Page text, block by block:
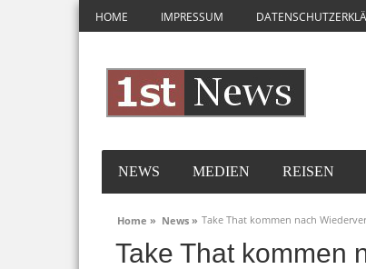
HOME IMPRESSUM
NEWS MEDIEN REISEN
Home » News » Take That kommen nach
Take That kommen